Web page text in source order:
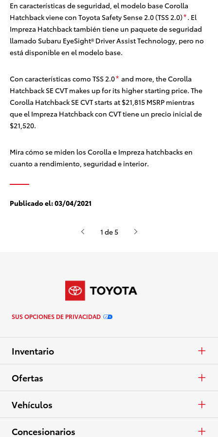
En características de seguridad, el modelo base Corolla
Hatchback viene con Toyota Safety Sense 2.0 (TSS 2.0)*. El
Impreza Hatchback también tiene un paquete de seguridad
llamado Subaru EyeSight® Driver Assist Technology, pero no
está disponible en el modelo base.
Con características como TSS 2.0* and more, the Corolla
Hatchback SE CVT makes up for its higher starting price. The
Corolla Hatchback SE CVT starts at $21,815 MSRP mientras
que el Impreza Hatchback con CVT tiene un precio inicial de
$21,520.
Mira cómo se miden los Corolla e Impreza hatchbacks en
cuanto a rendimiento, seguridad e interior.
Publicado el:03/04/2021
1 de 5
SUS OPCIONES DE PRIVACIDAD
Inventario
Autos y minivans
Camionetas
Crossovers y SUV
Ofertas
APR
En Efectivo
Vehículos
Autos y minivans
Concesionarios